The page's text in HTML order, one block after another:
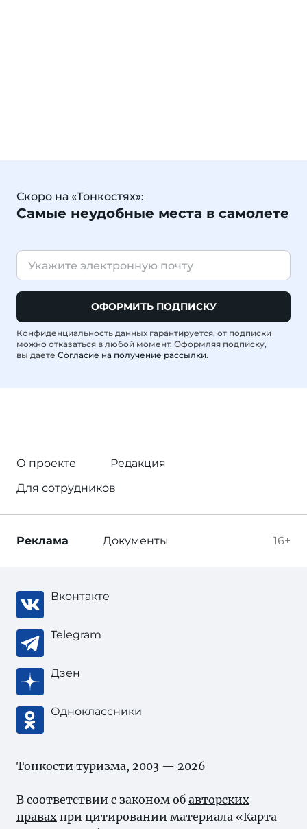
Скоро на «Тонкостях»:
Самые неудобные места в самолете
ОФОРМИТЬ ПОДПИСКУ
Конфиденциальность данных гарантируется, от подписки
можно отказаться в любой момент. Оформляя подписку,
вы даете Согласие на получение рассылки.
О проекте
Редакция
Для сотрудников
16+
Реклама Документы
Вконтакте
Telegram
Дзен
Одноклассники
Тонкости туризма, 2003 — 2026
В соответствии с законом об авторских
правах при цитировании материала «Карта